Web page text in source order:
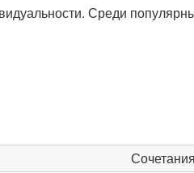
Среди
Сочетания